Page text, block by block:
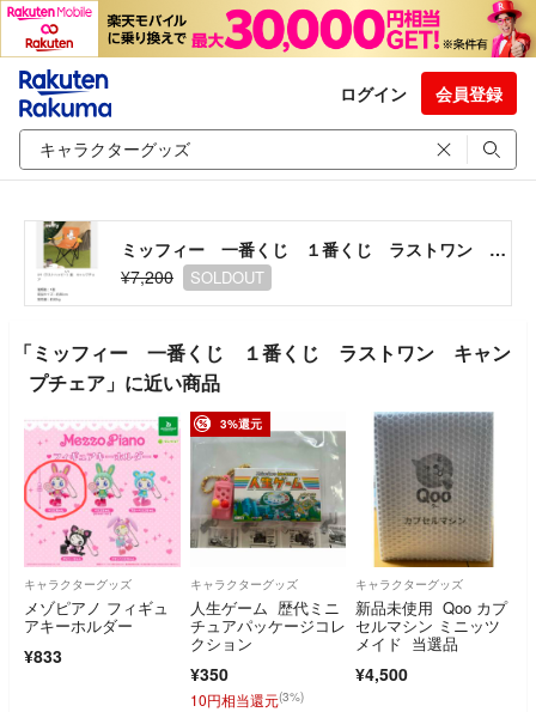
ログイン 会員登録
ミッフィー 一番くじ １番くじ ラストワン キャンプチェア
¥7,200
SOLDOUT
「ミッフィー 一番くじ １番くじ ラストワン キャン
プチェア」に近い商品
キャラクターグッズ
メゾピアノ フィギュ
アキーホルダー
¥833
3%還元
キャラクターグッズ
人生ゲーム 歴代ミニ
チュアパッケージコレ
クション
¥350
10円相当還元(3%)
キャラクターグッズ
新品未使用 Qoo カプ
セルマシン ミニッツ
メイド 当選品
¥4,500